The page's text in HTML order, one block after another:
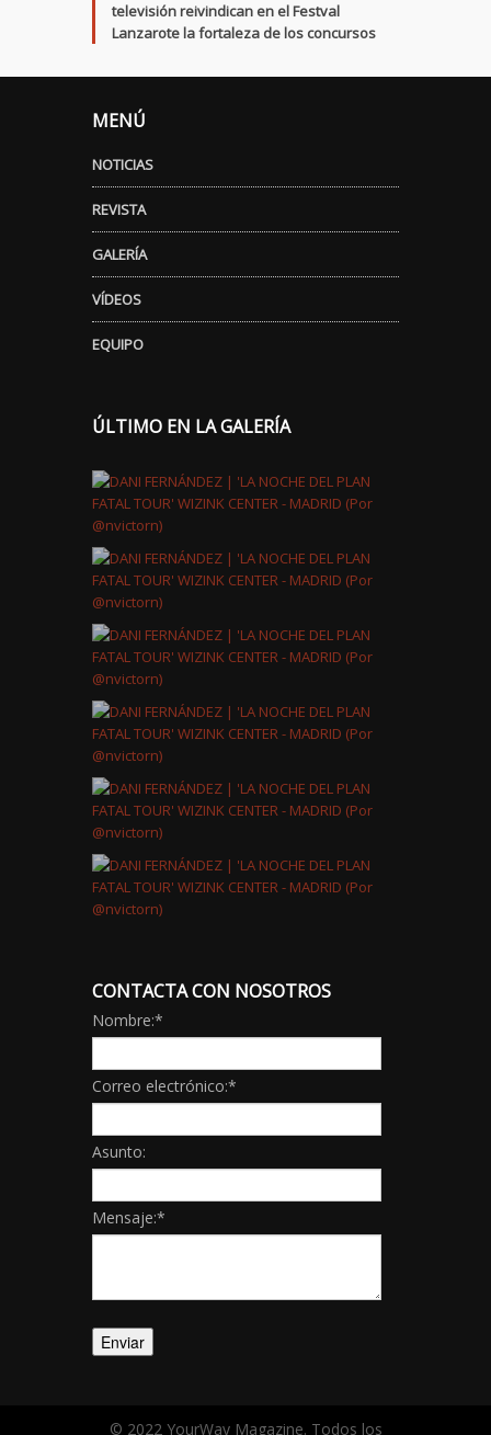
televisión reivindican en el Festval
Lanzarote la fortaleza de los concursos
MENÚ
NOTICIAS
REVISTA
GALERÍA
VÍDEOS
EQUIPO
ÚLTIMO EN LA GALERÍA
CONTACTA CON NOSOTROS
Nombre:*
Correo electrónico:*
Asunto:
Mensaje:*
© 2022 YourWay Magazine. Todos los